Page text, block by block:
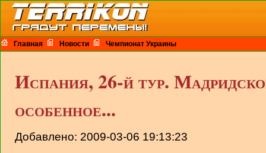
Главная Новости Чемпионат Украины
Испания, 26-й тур.
особенное...
Добавлено: 2009-03-06 19:13:23